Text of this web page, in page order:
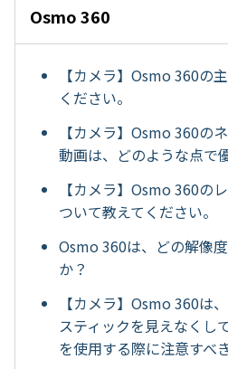
Osmo 360
【カメラ】Osmo 360の
ください。
【カメラ】Osmo 360の
動画は、どのような点で
【カメラ】Osmo 360の
ついて教えてください。
Osmo 360は、どの解像
か？
【カメラ】Osmo 360は
スティックを見えなくし
を使用する際に注意すべ